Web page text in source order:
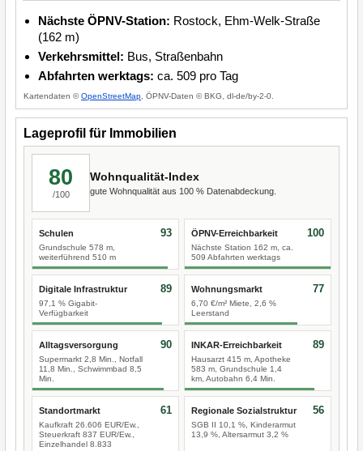
Nächste ÖPNV-Station: Rostock, Ehm-Welk-Straße
(162 m)
Verkehrsmittel: Bus, Straßenbahn
Abfahrten werktags: ca. 509 pro Tag
Kartendaten ©OpenStreetMap , ÖPNV-Daten © BKG, dl-de/by-2-0.
Lageprofil für Immobilien
80
/100
Wohnqualität-Index
gute Wohnqualität aus 100 % Datenabdeckung.
Schulen
Grundschule 578 m,
weiterführend 510 m
93 ÖPNV-Erreichbarkeit
Nächste Station 162 m, ca.
509 Abfahrten werktags
100
Digitale Infrastruktur
97,1 % Gigabit-
Verfügbarkeit
89 Wohnungsmarkt
6,70 €/m² Miete, 2,6 %
Leerstand
77
Alltagsversorgung
Supermarkt 2,8 Min., Notfall
11,8 Min., Schwimmbad 8,5
Min.
90 INKAR-Erreichbarkeit
Hausarzt 415 m, Apotheke
583 m, Grundschule 1,4
km, Autobahn 6,4 Min.
89
Standortmarkt
Kaufkraft 26.606 EUR/Ew.,
Steuerkraft 837 EUR/Ew.,
Einzelhandel 8.833
61 Regionale Sozialstruktur
SGB II 10,1 %, Kinderarmut
13,9 %, Altersarmut 3,2 %
56